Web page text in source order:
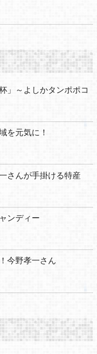
」～よしかタンポポコ
を元気に！
さんが手掛ける特産
ンディー
今野孝一さん